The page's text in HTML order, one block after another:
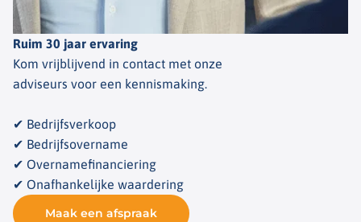
Ruim 30 jaar ervaring
Kom vrijblijvend in contact met onze
adviseurs voor een kennismaking.
✔ Bedrijfsverkoop
✔ Bedrijfsovername
✔ Overnamefinanciering
✔ Onafhankelijke waardering
Maak een afspraak